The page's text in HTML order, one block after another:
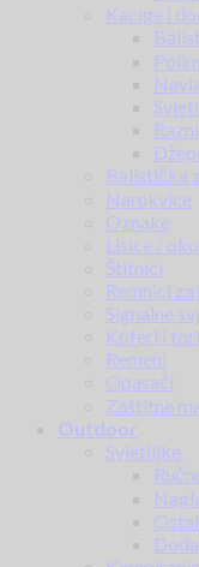
Kacige i
Balistička
Narukvice
Oznake
Lisice /
Štitnici
Remnici
Signalne
Koferi i
Remeni
Opasači
Zaštitne
Outdoor
Svjetiljke